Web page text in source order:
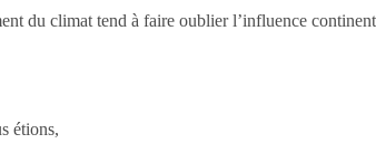
du climat tend à faire oublier l’influence
étions,